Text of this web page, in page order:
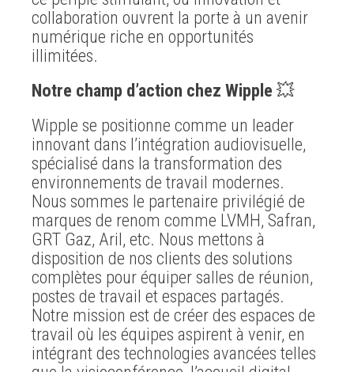
collaboration ouvrent la porte à un avenir
numérique riche en opportunités
illimitées.
Notre champ d’action chez Wipple 💥
Wipple se positionne comme un leader
innovant dans l’intégration audiovisuelle,
spécialisé dans la transformation des
environnements de travail modernes.
Nous sommes le partenaire privilégié de
marques de renom comme LVMH, Safran,
GRT Gaz, Aril, etc. Nous mettons à
disposition de nos clients des solutions
complètes pour équiper salles de réunion,
postes de travail et espaces partagés.
Notre mission est de créer des espaces de
travail où les équipes aspirent à venir, en
intégrant des technologies avancées telles